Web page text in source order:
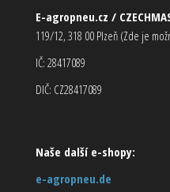
E-agropneu.cz /
119/12, 318 00 Plzeň (Zde je
IČ: 28417089
DIČ: CZ28417089
Naše další e-shopy:
e-agropneu.de